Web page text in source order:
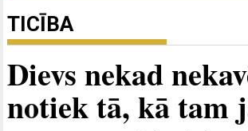
TICĪBA
Dievs nekad
notiek tā, kā tam